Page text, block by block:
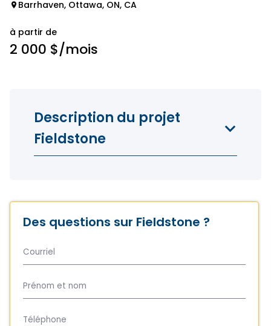
Barrhaven, Ottawa, ON, CA
à partir de
2 000 $/mois
Description du projet
Fieldstone
Des questions sur Fieldstone ?